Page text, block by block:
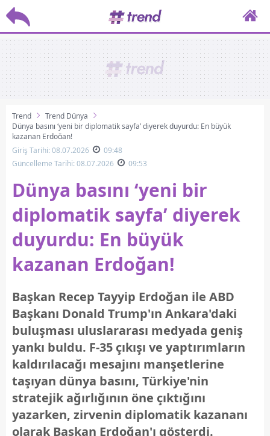
Trend
Trend Dünya
Dünya basını ‘yeni bir diplomatik sayfa’ diyerek duyurdu: En büyük
kazanan Erdoğan!
Giriş Tarihi: 08.07.2026
09:48
Güncelleme Tarihi: 08.07.2026
09:53
Dünya basını ‘yeni bir
diplomatik sayfa’ diyerek
duyurdu: En büyük
kazanan Erdoğan!
Başkan Recep Tayyip Erdoğan ile ABD
Başkanı Donald Trump'ın Ankara'daki
buluşması uluslararası medyada geniş
yankı buldu. F-35 çıkışı ve yaptırımların
kaldırılacağı mesajını manşetlerine
taşıyan dünya basını, Türkiye'nin
stratejik ağırlığının öne çıktığını
yazarken, zirvenin diplomatik kazananı
olarak Başkan Erdoğan'ı gösterdi.